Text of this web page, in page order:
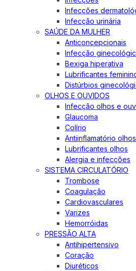
Infecções
Infecção urinária
SAÚDE DA MULHER
Anticoncepcionais
Infecção
Bexiga hiperativa
Lubrificantes
Distúrbios
OLHOS E OUVIDOS
Infecção olhos e
Glaucoma
Colírio
Antiinflamatório
Lubrificantes olhos
Alergia e infecções
SISTEMA CIRCULATÓRIO
Trombose
Coagulação
Cardiovasculares
Varizes
Hemorróidas
PRESSÃO ALTA
Antihipertensivo
Coração
Diuréticos